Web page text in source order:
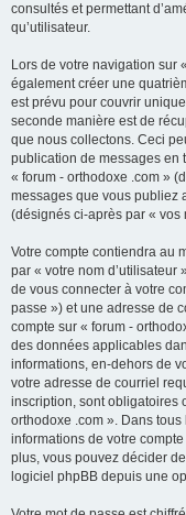
consultés et permettant
qu’utilisateur.
Lors de votre navigation sur
également créer une
est prévu pour couvrir
seconde manière est de
que nous collectons. Ceci
publication de messages en
« forum - orthodoxe .com »
messages que vous publiez
(désignés ci-après par « vos
Votre compte contiendra au
par « votre nom d’utilisateur
de vous connecter à votre
passe ») et une adresse de
compte sur « forum -
des données applicables
informations, en-dehors de
votre adresse de courriel
inscription, sont obligatoires
orthodoxe .com ». Dans
informations de votre
plus, vous pouvez décider
logiciel phpBB depuis une